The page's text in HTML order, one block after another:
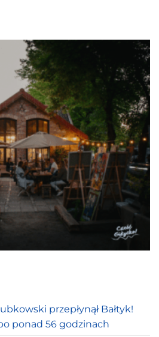
przepłynął Bałtyk!
ponad 56 godzinach